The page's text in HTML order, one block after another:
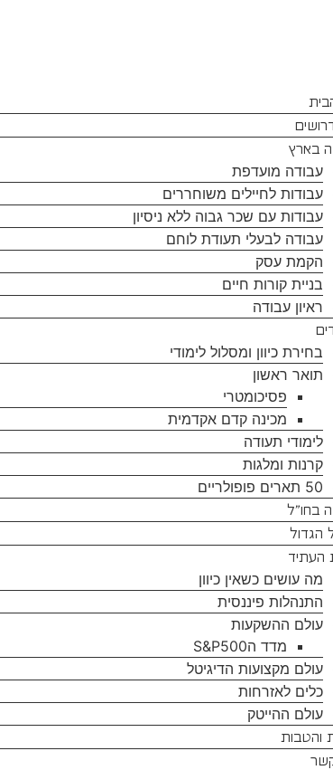
בארץ
עבודה מועדפת
עבודות לחיילים משוחררים
עבודות עם שכר גבוה ללא ניסיון
עבודה לבעלי תעודת לוחם
הקמת עסק
בניית קורות חיים
ראיון עבודה
בחירת כיוון ומסלול לימודי
תואר ראשון
פסיכומטרי
מכינה קדם אקדמית
לימודי תעודה
קרנות ומלגות
50 תארים פופולריים
בחו”ל
הגדול
העתיד
מה עושים כשאין כיוון
התנהלות פיננסית
עולם ההשקעות
מדד הS&P500
עולם מקצועות הדיגיטל
כלים לאזרחות
עולם ההייטק
והטבות